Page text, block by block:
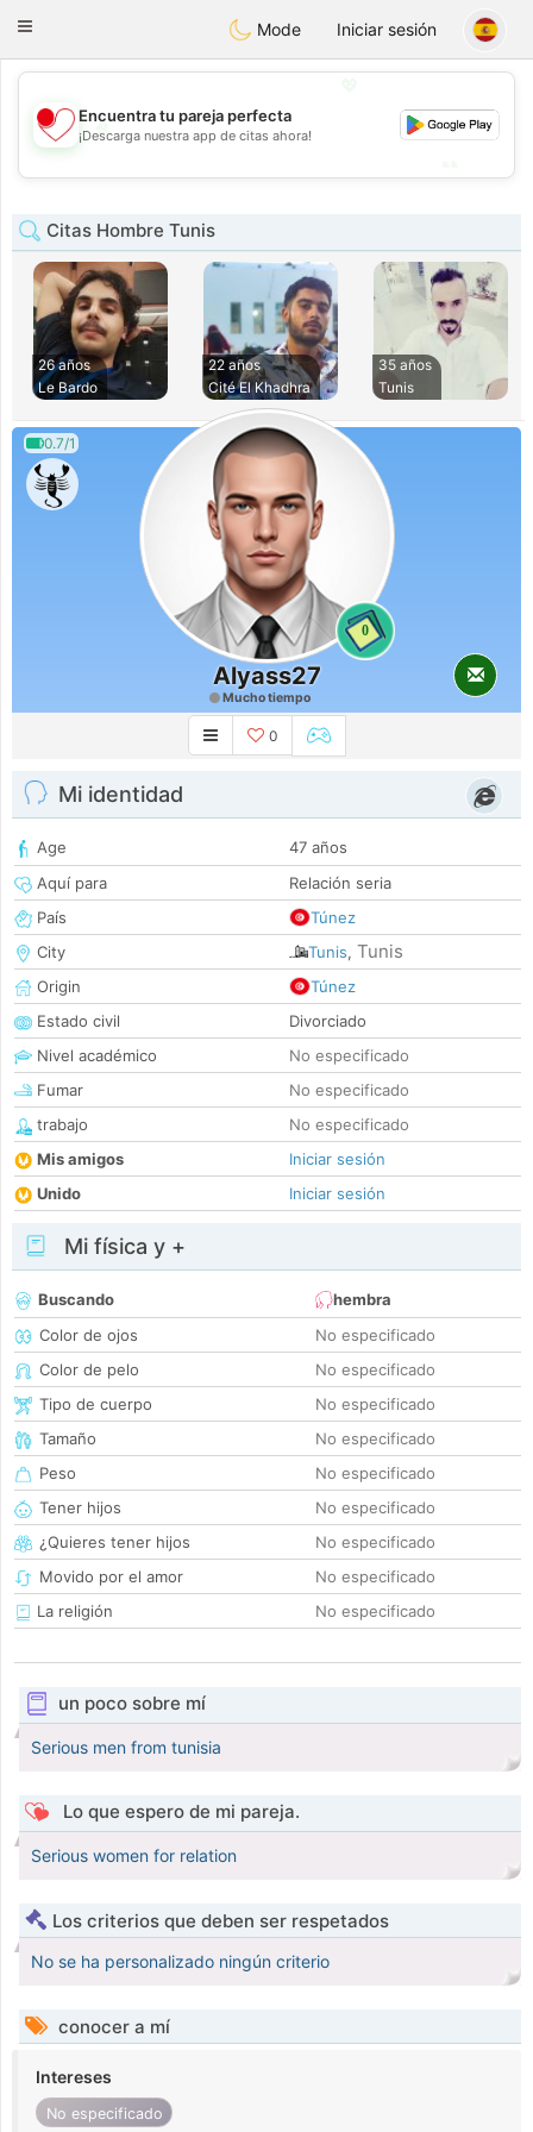
日本Chat
Toggle
Mode Iniciar sesión
💖
💕
Encuentra tu pareja perfecta
¡Descarga nuestra app de citas ahora!
Citas Hombre Tunis
26 años
Le Bardo
22 años
Cité El Khadhra
35 años
Tunis
0.7/1
0
Alyass27
Mucho tiempo
0
Mi identidad
Age
47 años
Aquí para
Relación seria
País
Túnez
City
Tunis, Tunis
Origin
Túnez
Estado civil
Divorciado
Nivel académico
No especificado
Fumar
No especificado
trabajo
No especificado
Mis amigos
Iniciar sesión
Unido
Iniciar sesión
Mi física y +
Buscando
hembra
Color de ojos
No especificado
Color de pelo
No especificado
Tipo de cuerpo
No especificado
Tamaño
No especificado
Peso
No especificado
Tener hijos
No especificado
¿Quieres tener hijos
No especificado
Movido por el amor
No especificado
La religión
No especificado
un poco sobre mí
Serious men from tunisia
Lo que espero de mi pareja.
Serious women for relation
Los criterios que deben ser respetados
No se ha personalizado ningún criterio
conocer a mí
Intereses
No especificado